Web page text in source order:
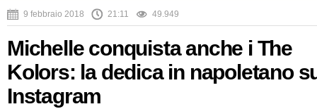
9 febbraio 2018 21:11 49.949
Michelle conquista anche i The
Kolors: la dedica in napoletano
Instagram